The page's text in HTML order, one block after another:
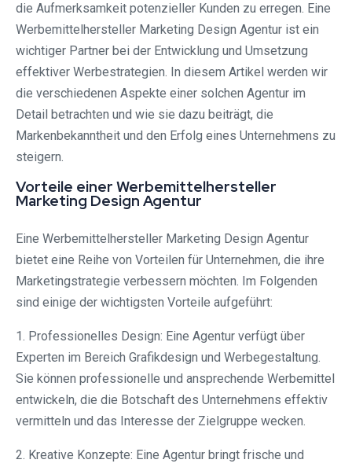
die Aufmerksamkeit potenzieller Kunden zu erregen. Eine
Werbemittelhersteller Marketing Design Agentur ist ein
wichtiger Partner bei der Entwicklung und Umsetzung
effektiver Werbestrategien. In diesem Artikel werden wir
die verschiedenen Aspekte einer solchen Agentur im
Detail betrachten und wie sie dazu beiträgt, die
Markenbekanntheit und den Erfolg eines Unternehmens zu
steigern.
Vorteile einer Werbemittelhersteller
Marketing Design Agentur
Eine Werbemittelhersteller Marketing Design Agentur
bietet eine Reihe von Vorteilen für Unternehmen, die ihre
Marketingstrategie verbessern möchten. Im Folgenden
sind einige der wichtigsten Vorteile aufgeführt:
1. Professionelles Design: Eine Agentur verfügt über
Experten im Bereich Grafikdesign und Werbegestaltung.
Sie können professionelle und ansprechende Werbemittel
entwickeln, die die Botschaft des Unternehmens effektiv
vermitteln und das Interesse der Zielgruppe wecken.
2. Kreative Konzepte: Eine Agentur bringt frische und